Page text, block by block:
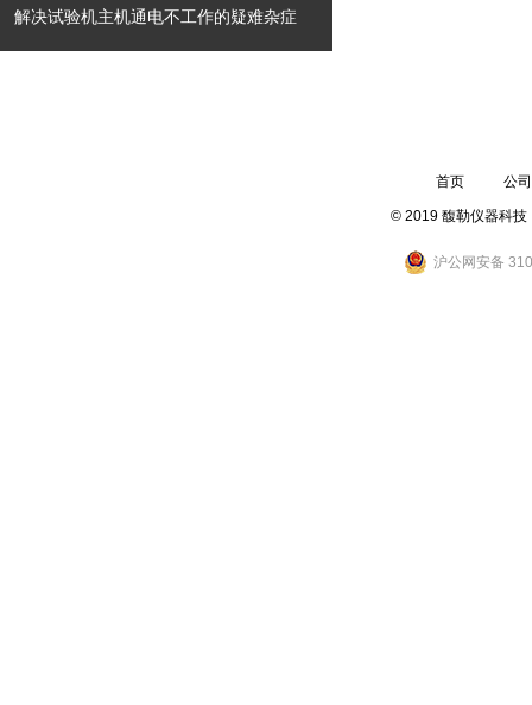
解决试验机主机通电不工作的疑难杂症
首页 公
© 2019 馥勒仪器科技
沪公网安备